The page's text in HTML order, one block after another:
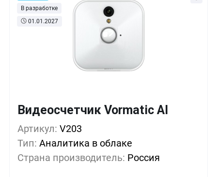
В разработке
01.01.2027
Видеосчетчик Vormatic AI
Артикул: V203
Тип: Аналитика в облаке
Страна производитель: Россия
Кол-во Выгода
1+ 0%
5+ -10%
10+ -21%